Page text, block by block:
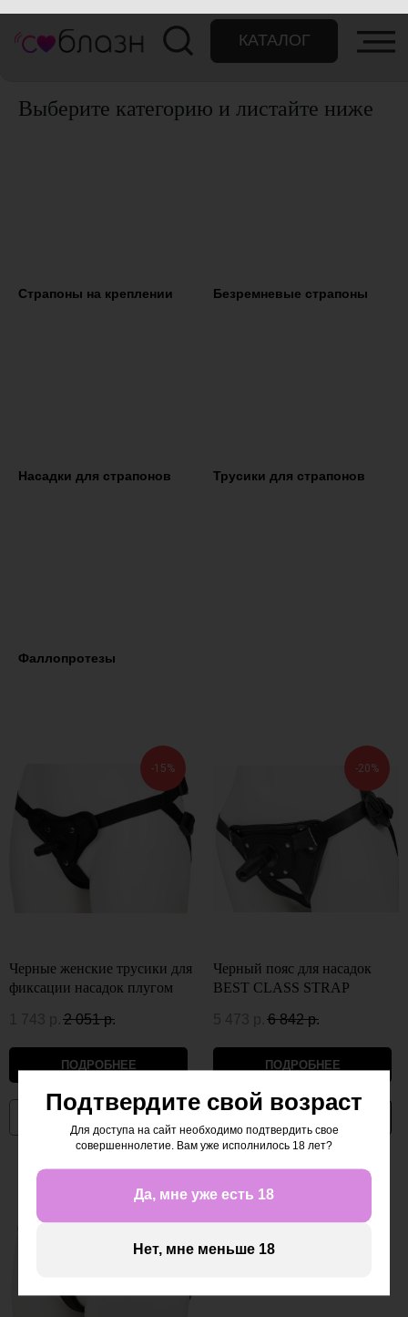
КАТАЛОГ
Подтвердите свой возраст
Для доступа на сайт необходимо подтвердить свое
совершеннолетие. Вам уже исполнилось 18 лет?
Да, мне уже есть 18
Нет, мне меньше 18
Выберите категорию и листайте ниже
Страпоны на креплении Безремневые страпоны
Насадки для страпонов Трусики для страпонов
Фаллопротезы
-15%
Черные женские трусики для
фиксации насадок плугом
2 051 р.
ПОДРОБНЕЕ
НЕТ В НАЛИЧИИ
-20%
Черный пояс для насадок
BEST CLASS STRAP
6 842 р.
ПОДРОБНЕЕ
В КОРЗИНУ